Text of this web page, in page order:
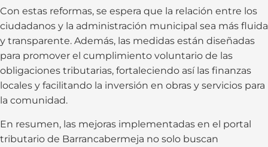
Con estas reformas, se espera que la relación entre los
ciudadanos y la administración municipal sea más fluida
y transparente. Además, las medidas están diseñadas
para promover el cumplimiento voluntario de las
obligaciones tributarias, fortaleciendo así las finanzas
locales y facilitando la inversión en obras y servicios para
la comunidad.
En resumen, las mejoras implementadas en el portal
tributario de Barrancabermeja no solo buscan